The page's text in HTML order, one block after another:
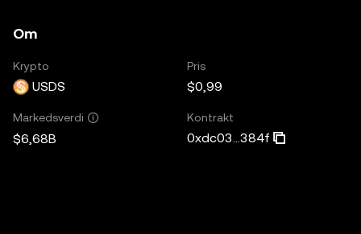
Om
Krypto
USDS
Pris
$0,99
Markedsverdi
$6,68B
Kontrakt
0xdc03...384f